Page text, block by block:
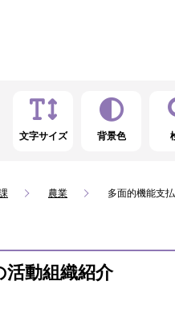
文字サイズ 背景色
農業 多面的機能支
活動組織紹介